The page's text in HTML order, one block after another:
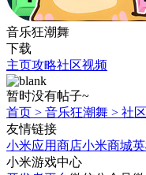
音乐狂潮舞
下载
主页攻略社区视频
暂时没有帖子~
首页 > 音乐狂潮舞 > 社区
友情链接
小米应用商店小米商城
小米游戏中心